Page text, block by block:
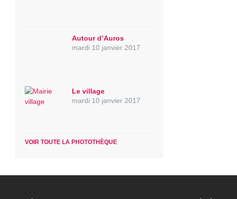
Autour d’Auros
mardi 10 janvier 2017
Le village
mardi 10 janvier 2017
VOIR TOUTE LA PHOTOTHÈQUE